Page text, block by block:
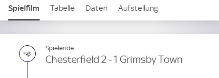
u
t
Spielfilm Tabelle Daten Aufstellung
Spielende
Chesterfield 2 - 1 Grimsby Town